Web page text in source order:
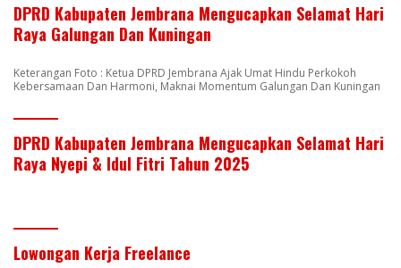
DPRD Kabupaten Jembrana Mengucapkan Selamat Hari
Raya Galungan Dan Kuningan
Keterangan Foto : Ketua DPRD Jembrana Ajak Umat Hindu Perkokoh
Kebersamaan Dan Harmoni, Maknai Momentum Galungan Dan Kuningan
DPRD Kabupaten Jembrana Mengucapkan Selamat Hari
Raya Nyepi & Idul Fitri Tahun 2025
Lowongan Kerja Freelance